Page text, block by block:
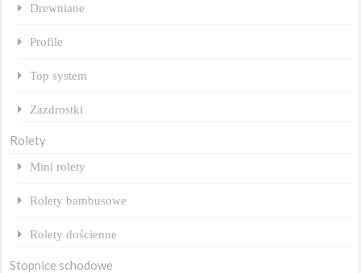
Drewniane
Profile
Top system
Zazdrostki
Rolety
Mini rolety
Rolety bambusowe
Rolety dościenne
Stopnice schodowe